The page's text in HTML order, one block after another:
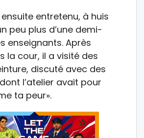
ensuite entretenu, à huis
peu plus d’une demi-
enseignants. Après
la cour, il a visité des
discuté avec des
l’atelier avait pour
ta peur».